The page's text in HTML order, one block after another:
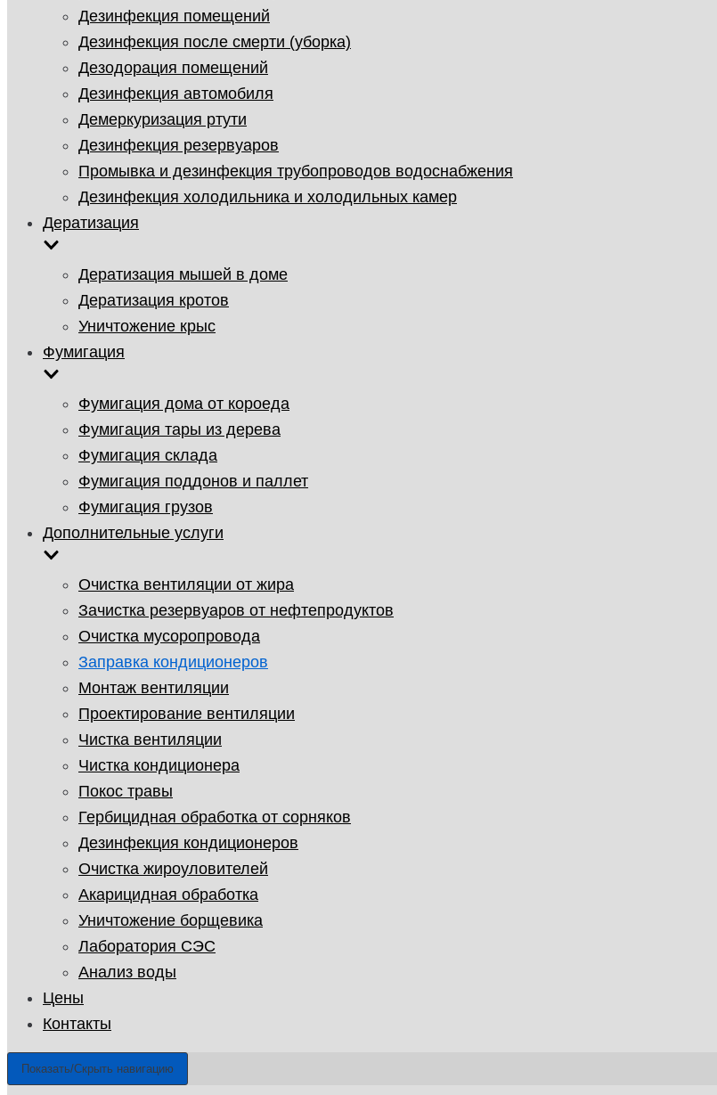
Дезинфекция помещений
Дезинфекция после смерти (уборка)
Дезодорация помещений
Дезинфекция автомобиля
Демеркуризация ртути
Дезинфекция резервуаров
Промывка и дезинфекция трубопроводов водоснабжения
Дезинфекция холодильника и холодильных камер
Дератизация
Дератизация мышей в доме
Дератизация кротов
Уничтожение крыс
Фумигация
Фумигация дома от короеда
Фумигация тары из дерева
Фумигация склада
Фумигация поддонов и паллет
Фумигация грузов
Дополнительные услуги
Очистка вентиляции от жира
Зачистка резервуаров от нефтепродуктов
Очистка мусоропровода
Заправка кондиционеров
Монтаж вентиляции
Проектирование вентиляции
Чистка вентиляции
Чистка кондиционера
Покос травы
Гербицидная обработка от сорняков
Дезинфекция кондиционеров
Очистка жироуловителей
Акарицидная обработка
Уничтожение борщевика
Лаборатория СЭС
Анализ воды
Цены
Контакты
Показать/Скрыть навигацию